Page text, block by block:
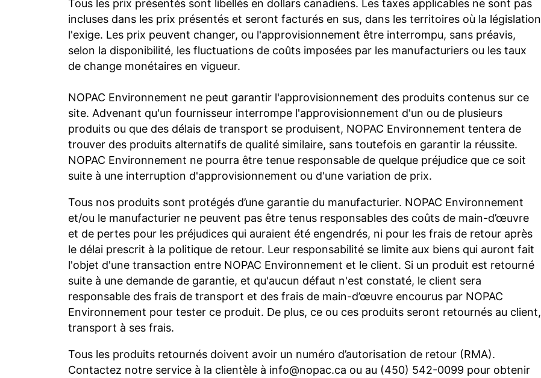
Tous les prix présentés sont libellés en dollars canadiens. Les taxes applicables ne sont pas
incluses dans les prix présentés et seront facturés en sus, dans les territoires où la législation
l'exige. Les prix peuvent changer, ou l'approvisionnement être interrompu, sans préavis,
selon la disponibilité, les fluctuations de coûts imposées par les manufacturiers ou les taux
de change monétaires en vigueur.
NOPAC Environnement ne peut garantir l'approvisionnement des produits contenus sur ce
site. Advenant qu'un fournisseur interrompe l'approvisionnement d'un ou de plusieurs
produits ou que des délais de transport se produisent, NOPAC Environnement tentera de
trouver des produits alternatifs de qualité similaire, sans toutefois en garantir la réussite.
NOPAC Environnement ne pourra être tenue responsable de quelque préjudice que ce soit
suite à une interruption d'approvisionnement ou d'une variation de prix.
Tous nos produits sont protégés d’une garantie du manufacturier. NOPAC Environnement
et/ou le manufacturier ne peuvent pas être tenus responsables des coûts de main-d’œuvre
et de pertes pour les préjudices qui auraient été engendrés, ni pour les frais de retour après
le délai prescrit à la politique de retour. Leur responsabilité se limite aux biens qui auront fait
l'objet d'une transaction entre NOPAC Environnement et le client. Si un produit est retourné
suite à une demande de garantie, et qu'aucun défaut n'est constaté, le client sera
responsable des frais de transport et des frais de main-d’œuvre encourus par NOPAC
Environnement pour tester ce produit. De plus, ce ou ces produits seront retournés au client,
transport à ses frais.
Tous les produits retournés doivent avoir un numéro d’autorisation de retour (RMA).
Contactez notre service à la clientèle à info@nopac.ca ou au (450) 542-0099 pour obtenir